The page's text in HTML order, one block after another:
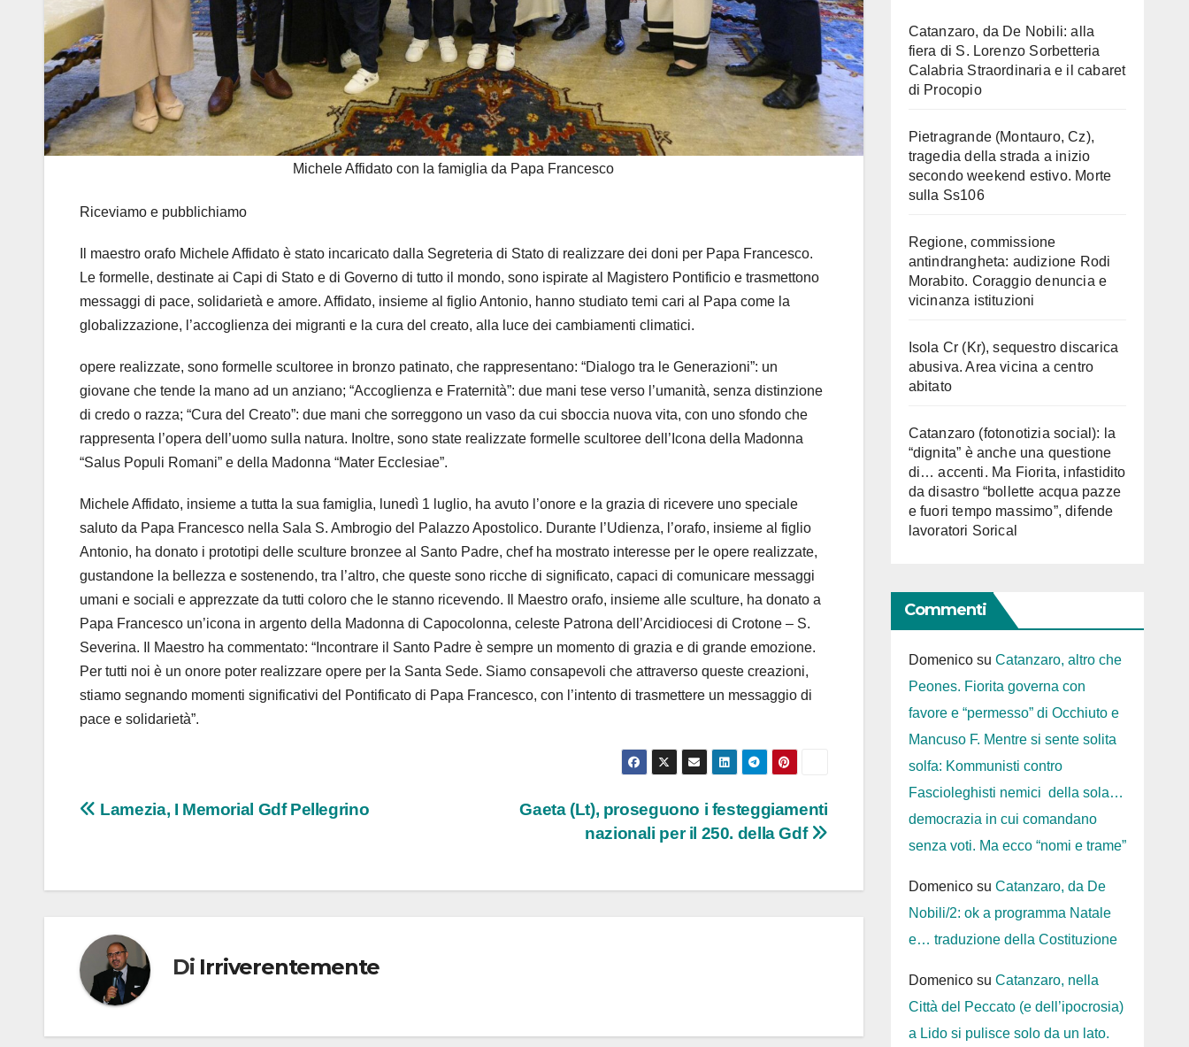
Michele Affidato con la famiglia da Papa Francesco
Riceviamo e pubblichiamo
Il maestro orafo Michele Affidato è stato incaricato dalla Segreteria di Stato di realizzare dei doni per Papa Francesco.
Le formelle, destinate ai Capi di Stato e di Governo di tutto il mondo, sono ispirate al Magistero Pontificio e trasmettono
messaggi di pace, solidarietà e amore. Affidato, insieme al figlio Antonio, hanno studiato temi cari al Papa come la
globalizzazione, l’accoglienza dei migranti e la cura del creato, alla luce dei cambiamenti climatici.
opere realizzate, sono formelle scultoree in bronzo patinato, che rappresentano: “Dialogo tra le Generazioni”: un
giovane che tende la mano ad un anziano; “Accoglienza e Fraternità”: due mani tese verso l’umanità, senza distinzione
di credo o razza; “Cura del Creato”: due mani che sorreggono un vaso da cui sboccia nuova vita, con uno sfondo che
rappresenta l’opera dell’uomo sulla natura. Inoltre, sono state realizzate formelle scultoree dell’Icona della Madonna
“Salus Populi Romani” e della Madonna “Mater Ecclesiae”.
Michele Affidato, insieme a tutta la sua famiglia, lunedì 1 luglio, ha avuto l’onore e la grazia di ricevere uno speciale
saluto da Papa Francesco nella Sala S. Ambrogio del Palazzo Apostolico. Durante l’Udienza, l’orafo, insieme al figlio
Antonio, ha donato i prototipi delle sculture bronzee al Santo Padre, chef ha mostrato interesse per le opere realizzate,
gustandone la bellezza e sostenendo, tra l’altro, che queste sono ricche di significato, capaci di comunicare messaggi
umani e sociali e apprezzate da tutti coloro che le stanno ricevendo. Il Maestro orafo, insieme alle sculture, ha donato a
Papa Francesco un’icona in argento della Madonna di Capocolonna, celeste Patrona dell’Arcidiocesi di Crotone – S.
Severina. Il Maestro ha commentato: “Incontrare il Santo Padre è sempre un momento di grazia e di grande emozione.
Per tutti noi è un onore poter realizzare opere per la Santa Sede. Siamo consapevoli che attraverso queste creazioni,
stiamo segnando momenti significativi del Pontificato di Papa Francesco, con l’intento di trasmettere un messaggio di
pace e solidarietà”.
Navigazione
Gaeta (Lt), proseguono i festeggiamenti
nazionali per il 250. della Gdf
Lamezia, I Memorial Gdf Pellegrino
Di Irriverentemente
Catanzaro, da De Nobili: alla
fiera di S. Lorenzo Sorbetteria
Calabria Straordinaria e il cabaret
di Procopio
Pietragrande (Montauro, Cz),
tragedia della strada a inizio
secondo weekend estivo. Morte
sulla Ss106
Regione, commissione
antindrangheta: audizione Rodi
Morabito. Coraggio denuncia e
vicinanza istituzioni
Isola Cr (Kr), sequestro discarica
abusiva. Area vicina a centro
abitato
Catanzaro (fotonotizia social): la
“dignita” è anche una questione
di… accenti. Ma Fiorita, infastidito
da disastro “bollette acqua pazze
e fuori tempo massimo”, difende
lavoratori Sorical
Commenti
Domenicosu Catanzaro, altro che
Peones. Fiorita governa con
favore e “permesso” di Occhiuto e
Mancuso F. Mentre si sente solita
solfa: Kommunisti contro
Fascioleghisti nemici della sola…
democrazia in cui comandano
senza voti. Ma ecco “nomi e trame”
Domenicosu Catanzaro, da De
Nobili/2: ok a programma Natale
e… traduzione della Costituzione
Domenicosu Catanzaro, nella
Città del Peccato (e dell’ipocrosia)
a Lido si pulisce solo da un lato.